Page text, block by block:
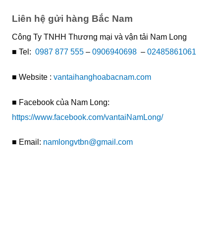
Liên hệ gửi hàng Bắc Nam
Công Ty TNHH Thương mại và vận tải Nam Long
■ Tel: 0987 877 555 – 0906940698 – 02485861061
■ Website : vantaihanghoabacnam.com
■ Facebook của Nam Long:
https://www.facebook.com/vantaiNamLong/
■ Email: namlongvtbn@gmail.com